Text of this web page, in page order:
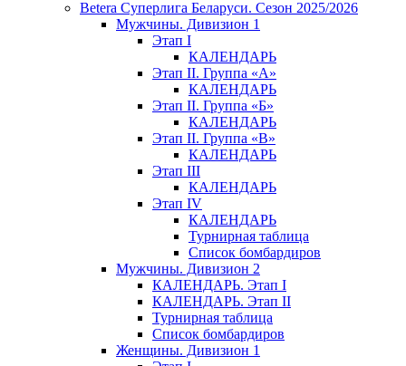
Betera Суперлига Беларуси. Сезон 2025/2026
Мужчины. Дивизион 1
Этап I
КАЛЕНДАРЬ
Этап II. Группа «А»
КАЛЕНДАРЬ
Этап II. Группа «Б»
КАЛЕНДАРЬ
Этап II. Группа «В»
КАЛЕНДАРЬ
Этап III
КАЛЕНДАРЬ
Этап IV
КАЛЕНДАРЬ
Турнирная таблица
Список бомбардиров
Мужчины. Дивизион 2
КАЛЕНДАРЬ. Этап I
КАЛЕНДАРЬ. Этап II
Турнирная таблица
Список бомбардиров
Женщины. Дивизион 1